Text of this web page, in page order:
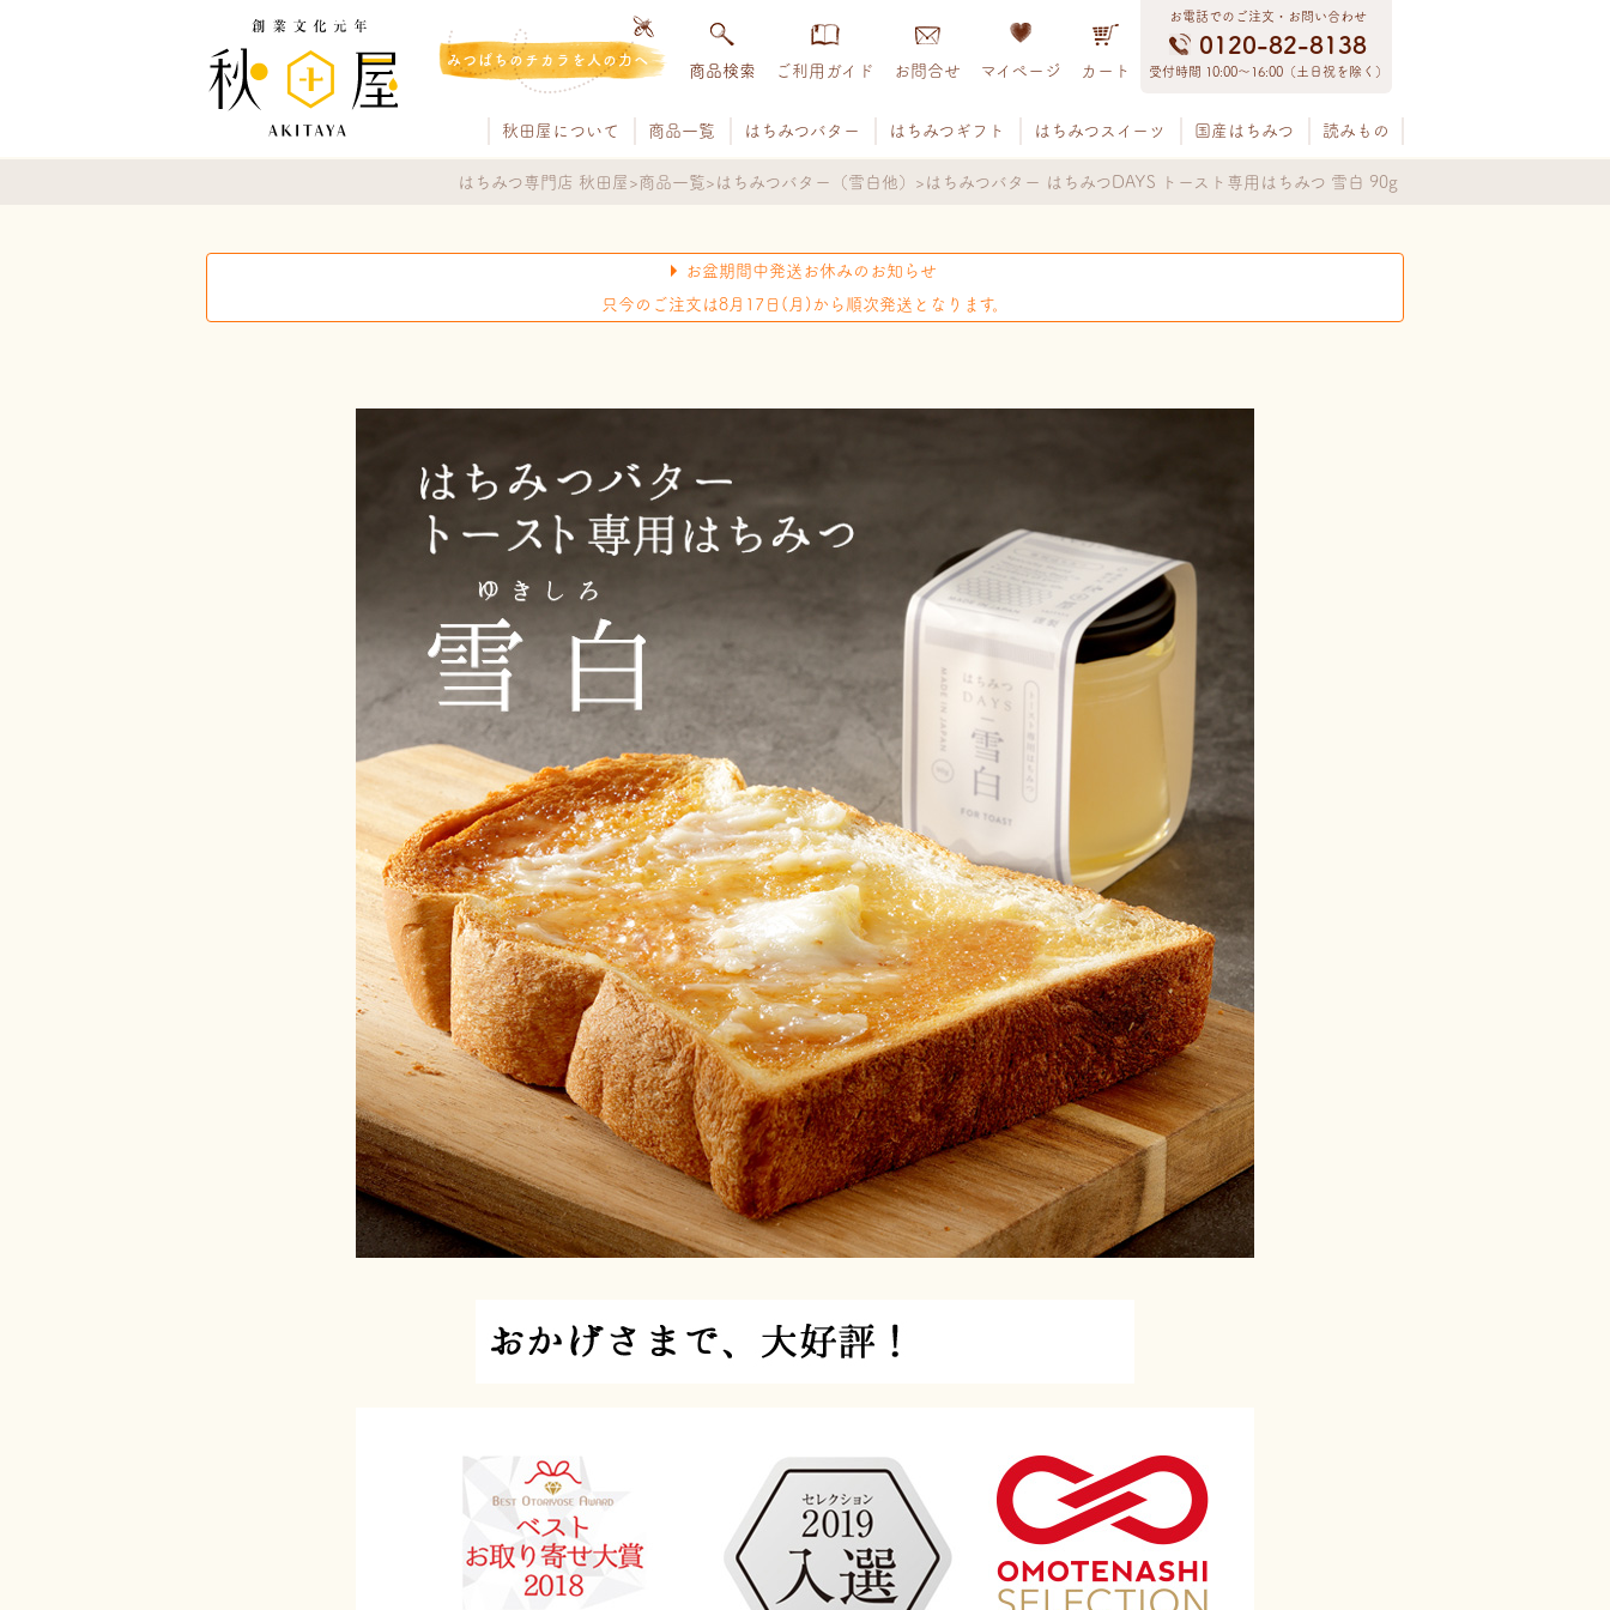
みつばちのチカラを人の力へ
商品検索 ご利用ガイド お問合せ マイページ カート
お電話でのご注文・お問い合わせ
0120-82-8138
受付時間 10:00〜16:00（土日祝を除く）
秋田屋について 商品一覧 はちみつバター はちみつギフト はちみつスイーツ 国産はちみつ 読みもの
はちみつ専門店 秋田屋 商品一覧 はちみつバター（雪白他） はちみつバター はちみつDAYS トースト専用はちみつ 雪白 90g
お盆期間中発送お休みのお知らせ
只今のご注文は8月17日(月)から順次発送となります。